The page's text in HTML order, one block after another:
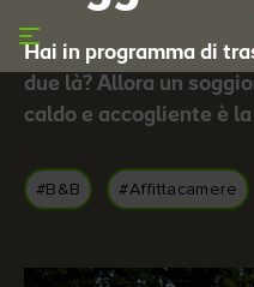
Skip to main content
Hai in programma di
due là? Allora un
caldo e accogliente è
#B&B #Affittacamere